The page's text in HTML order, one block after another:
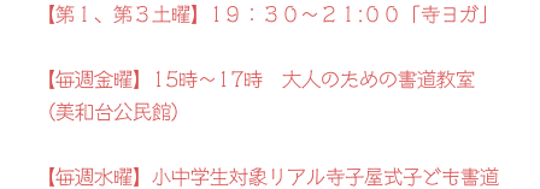
【第１、第３土曜】1９：３０～２１:００「寺ヨガ」
【毎週金曜】15時～17時 大人のための書道教室
（美和台公民館）
【毎週水曜】小中学生対象リアル寺子屋式子ども書道